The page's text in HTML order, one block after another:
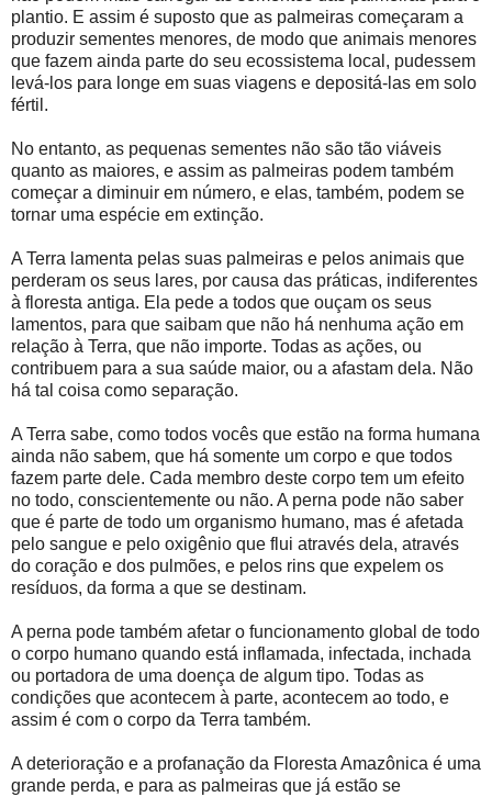
plantio. E assim é suposto que as palmeiras começaram a
produzir sementes menores, de modo que animais menores
que fazem ainda parte do seu ecossistema local, pudessem
levá-los para longe em suas viagens e depositá-las em solo
fértil.
No entanto, as pequenas sementes não são tão viáveis
quanto as maiores, e assim as palmeiras podem também
começar a diminuir em número, e elas, também, podem se
tornar uma espécie em extinção.
A Terra lamenta pelas suas palmeiras e pelos animais que
perderam os seus lares, por causa das práticas, indiferentes
à floresta antiga. Ela pede a todos que ouçam os seus
lamentos, para que saibam que não há nenhuma ação em
relação à Terra, que não importe. Todas as ações, ou
contribuem para a sua saúde maior, ou a afastam dela. Não
há tal coisa como separação.
A Terra sabe, como todos vocês que estão na forma humana
ainda não sabem, que há somente um corpo e que todos
fazem parte dele. Cada membro deste corpo tem um efeito
no todo, conscientemente ou não. A perna pode não saber
que é parte de todo um organismo humano, mas é afetada
pelo sangue e pelo oxigênio que flui através dela, através
do coração e dos pulmões, e pelos rins que expelem os
resíduos, da forma a que se destinam.
A perna pode também afetar o funcionamento global de todo
o corpo humano quando está inflamada, infectada, inchada
ou portadora de uma doença de algum tipo. Todas as
condições que acontecem à parte, acontecem ao todo, e
assim é com o corpo da Terra também.
A deterioração e a profanação da Floresta Amazônica é uma
grande perda, e para as palmeiras que já estão se